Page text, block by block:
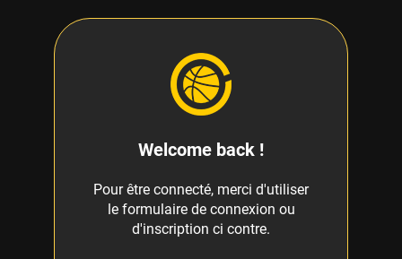
Welcome back !
Pour être connecté, merci d'utiliser
le formulaire de connexion ou
d'inscription ci contre.